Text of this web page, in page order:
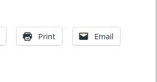
Print Email